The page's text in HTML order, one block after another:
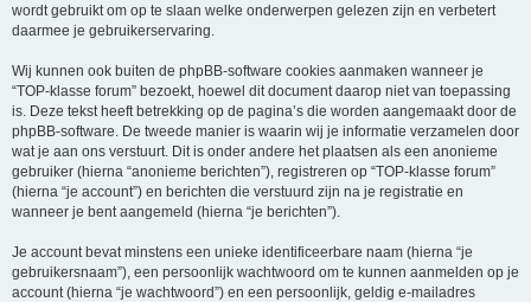
wordt gebruikt om op te slaan welke onderwerpen gelezen zijn en verbetert
daarmee je gebruikerservaring.
Wij kunnen ook buiten de phpBB-software cookies aanmaken wanneer je
“TOP-klasse forum” bezoekt, hoewel dit document daarop niet van toepassing
is. Deze tekst heeft betrekking op de pagina’s die worden aangemaakt door de
phpBB-software. De tweede manier is waarin wij je informatie verzamelen door
wat je aan ons verstuurt. Dit is onder andere het plaatsen als een anonieme
gebruiker (hierna “anonieme berichten”), registreren op “TOP-klasse forum”
(hierna “je account”) en berichten die verstuurd zijn na je registratie en
wanneer je bent aangemeld (hierna “je berichten”).
Je account bevat minstens een unieke identificeerbare naam (hierna “je
gebruikersnaam”), een persoonlijk wachtwoord om te kunnen aanmelden op je
account (hierna “je wachtwoord”) en een persoonlijk, geldig e-mailadres